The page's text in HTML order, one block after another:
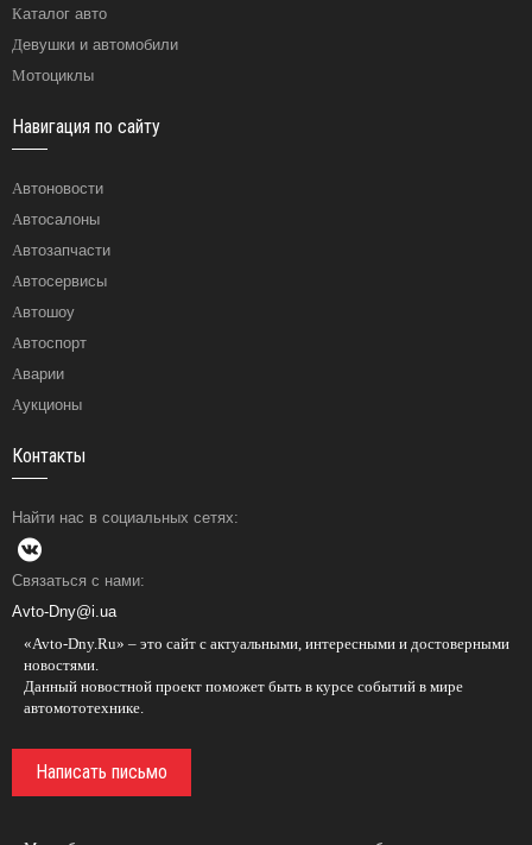
Каталог авто
Девушки и автомобили
Мотоциклы
Навигация по сайту
Автоновости
Автосалоны
Автозапчасти
Автосервисы
Автошоу
Автоспорт
Аварии
Аукционы
Контакты
Найти нас в социальных сетях:
Связаться с нами:
Avto-Dny@i.ua
«Avto-Dny.Ru» – это сайт с актуальными, интересными и достоверными
новостями.
Данный новостной проект поможет быть в курсе событий в мире
автомототехнике.
Написать письмо